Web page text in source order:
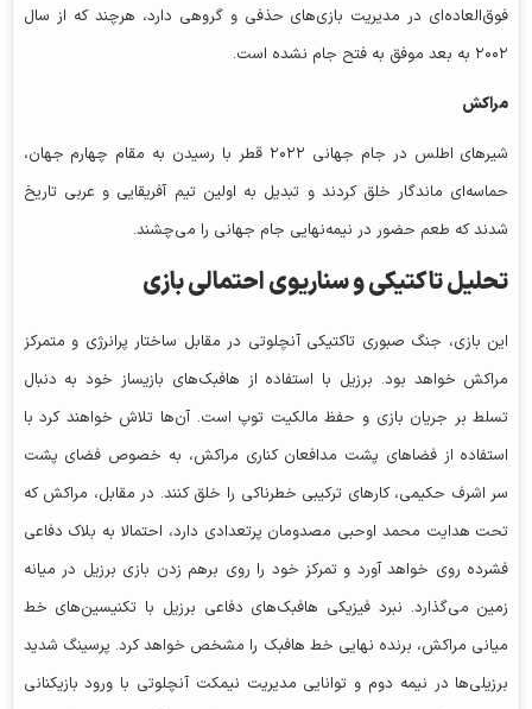
فوق‌العاده‌ای در مدیریت بازی‌های حذفی و گروهی دارد، هرچند که از سال
۲۰۰۲ به بعد موفق به فتح جام نشده است.
مراکش
شیرهای اطلس در جام جهانی ۲۰۲۲ قطر با رسیدن به مقام چهارم جهان،
حماسه‌ای ماندگار خلق کردند و تبدیل به اولین تیم آفریقایی و عربی تاریخ
شدند که طعم حضور در نیمه‌نهایی جام جهانی را می‌چشند.
تحلیل تاکتیکی و سناریوی احتمالی بازی
این بازی، جنگ صبوری تاکتیکی آنچلوتی در مقابل ساختار پرانرژی و متمرکز
مراکش خواهد بود. برزیل با استفاده از هافبک‌های بازیساز خود به دنبال
تسلط بر جریان بازی و حفظ مالکیت توپ است. آن‌ها تلاش خواهند کرد با
استفاده از فضاهای پشت مدافعان کناری مراکش، به خصوص فضای پشت
سر اشرف حکیمی، کارهای ترکیبی خطرناکی را خلق کنند. در مقابل، مراکش که
تحت هدایت محمد اوحبی مصدومان پرتعدادی دارد، احتمالا به بلاک دفاعی
فشرده روی خواهد آورد و تمرکز خود را روی برهم زدن بازی برزیل در میانه
زمین می‌گذارد. نبرد فیزیکی هافبک‌های دفاعی برزیل با تکنیسین‌های خط
میانی مراکش، برنده نهایی خط هافبک را مشخص خواهد کرد. پرسینگ شدید
برزیلی‌ها در نیمه دوم و توانایی مدیریت نیمکت آنچلوتی با ورود بازیکنانی